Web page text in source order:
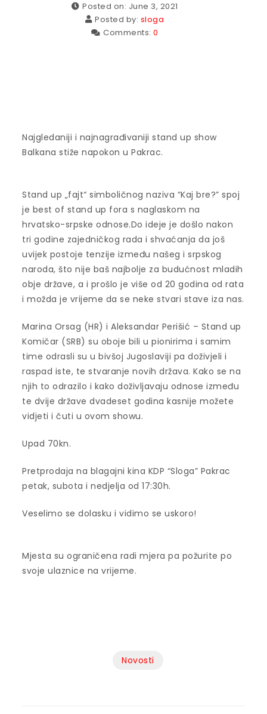
Posted on: June 3, 2021
Posted by: sloga
Comments: 0
Najgledaniji i najnagrađivaniji stand up show
Balkana stiže napokon u Pakrac.
Stand up „fajt“ simboličnog naziva “Kaj bre?” spoj
je best of stand up fora s naglaskom na
hrvatsko-srpske odnose.Do ideje je došlo nakon
tri godine zajedničkog rada i shvaćanja da još
uvijek postoje tenzije između našeg i srpskog
naroda, što nije baš najbolje za budućnost mladih
obje države, a i prošlo je više od 20 godina od rata
i možda je vrijeme da se neke stvari stave iza nas.
Marina Orsag (HR) i Aleksandar Perišić – Stand up
Komičar (SRB) su oboje bili u pionirima i samim
time odrasli su u bivšoj Jugoslaviji pa doživjeli i
raspad iste, te stvaranje novih država. Kako se na
njih to odrazilo i kako doživljavaju odnose između
te dvije države dvadeset godina kasnije možete
vidjeti i čuti u ovom showu.
Upad 70kn.
Pretprodaja na blagajni kina KDP “Sloga” Pakrac
petak, subota i nedjelja od 17:30h.
Veselimo se dolasku i vidimo se uskoro!
Mjesta su ograničena radi mjera pa požurite po
svoje ulaznice na vrijeme.
Novosti